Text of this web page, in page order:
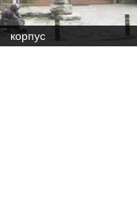
корпус